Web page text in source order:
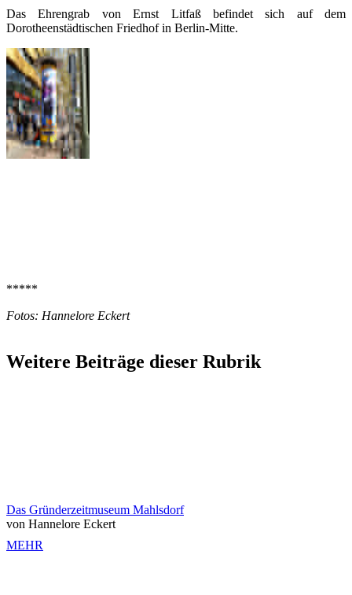
Das Ehrengrab von Ernst Litfaß befindet sich auf dem
Dorotheenstädtischen Friedhof in Berlin-Mitte.
*****
Fotos: Hannelore Eckert
Weitere Beiträge dieser Rubrik
Das Gründerzeitmuseum Mahlsdorf
von Hannelore Eckert
MEHR